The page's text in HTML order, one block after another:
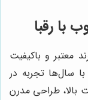
با رقبا
معتبر و باکیفیت
با سال‌ها تجربه در
بالا، طراحی مدرن